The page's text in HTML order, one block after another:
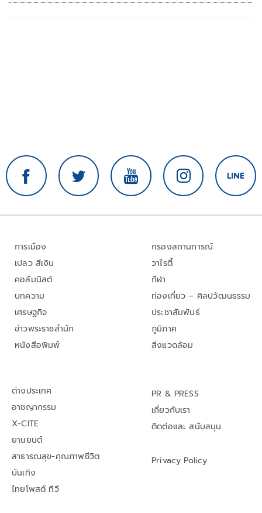
การเมือง
เปลว สีเงิน
คอลัมนิสต์
บทความ
เศรษฐกิจ
ข่าวพระราชสำนัก
หนังสือพิมพ์
กรองสถานการณ์
วาไรตี้
กีฬา
ท่องเที่ยว – ศิลปวัฒนธรรม
ประชาสัมพันธ์
ภูมิภาค
สิ่งแวดล้อม
ต่างประเทศ
อาชญากรรม
X-CITE
ยานยนต์
สาธารณสุข-คุณภาพชีวิต
บันเทิง
ไทยโพสต์ ทีวี
PR & PRESS
เกี่ยวกับเรา
ติดต่อและ สนับสนุน
Privacy Policy